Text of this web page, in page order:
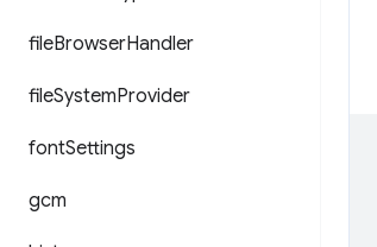
fileBrowserHandler
fileSystemProvider
fontSettings
gcm